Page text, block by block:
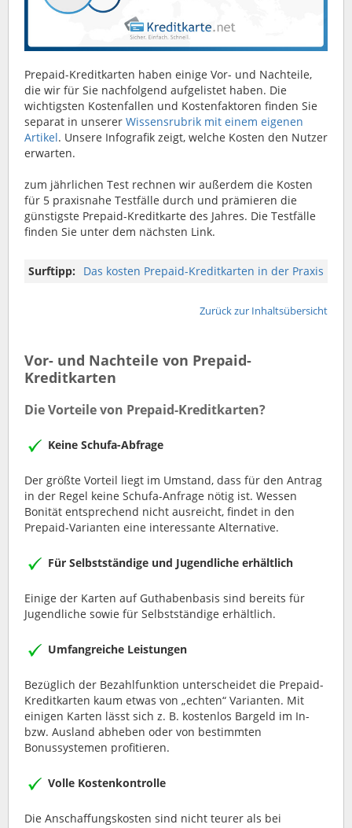
Prepaid-Kreditkarten haben einige Vor- und Nachteile,
die wir für Sie nachfolgend aufgelistet haben. Die
wichtigsten Kostenfallen und Kostenfaktoren finden Sie
separat in unserer Wissensrubrik mit einem eigenen
Artikel. Unsere Infografik zeigt, welche Kosten den Nutzer
erwarten.
zum jährlichen Test rechnen wir außerdem die Kosten
für 5 praxisnahe Testfälle durch und prämieren die
günstigste Prepaid-Kreditkarte des Jahres. Die Testfälle
finden Sie unter dem nächsten Link.
Surftipp: Das kosten Prepaid-Kreditkarten in der Praxis
Zurück zur Inhaltsübersicht
Vor- und Nachteile von Prepaid-
Kreditkarten
Die Vorteile von Prepaid-Kreditkarten?
Keine Schufa-Abfrage
Der größte Vorteil liegt im Umstand, dass für den Antrag
in der Regel keine Schufa-Anfrage nötig ist. Wessen
Bonität entsprechend nicht ausreicht, findet in den
Prepaid-Varianten eine interessante Alternative.
Für Selbstständige und Jugendliche erhältlich
Einige der Karten auf Guthabenbasis sind bereits für
Jugendliche sowie für Selbstständige erhältlich.
Umfangreiche Leistungen
Bezüglich der Bezahlfunktion unterscheidet die Prepaid-
Kreditkarten kaum etwas von „echten“ Varianten. Mit
einigen Karten lässt sich z. B. kostenlos Bargeld im In-
bzw. Ausland abheben oder von bestimmten
Bonussystemen profitieren.
Volle Kostenkontrolle
Die Anschaffungskosten sind nicht teurer als bei